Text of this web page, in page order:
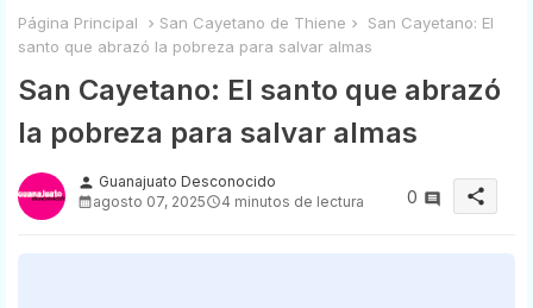
Página Principal San Cayetano de Thiene
San Cayetano: El
santo que abrazó la pobreza para salvar almas
San Cayetano: El santo que abrazó
la pobreza para salvar almas
person Guanajuato Desconocido
agosto 07, 2025
4 minutos de lectura 0 share